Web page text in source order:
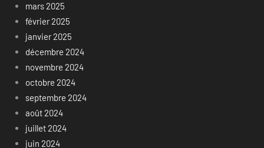
mars 2025
février 2025
janvier 2025
décembre 2024
novembre 2024
octobre 2024
septembre 2024
août 2024
juillet 2024
juin 2024